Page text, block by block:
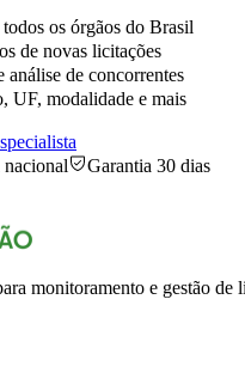
os órgãos do Brasil
de novas licitações
análise de concorrentes
UF, modalidade e mais
Garantia 30 dias
monitoramento e gestão de